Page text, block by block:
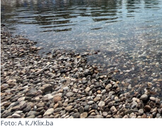
Foto: A. K./Klix.ba